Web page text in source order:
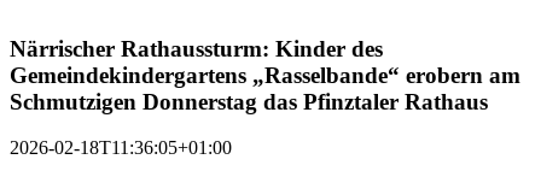
Närrischer Rathaussturm: Kinder des
Gemeindekindergartens „Rasselbande“ erobern am
Schmutzigen Donnerstag das Pfinztaler Rathaus
2026-02-18T11:36:05+01:00